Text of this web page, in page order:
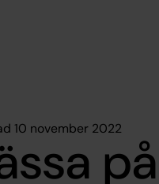
10 november 2022